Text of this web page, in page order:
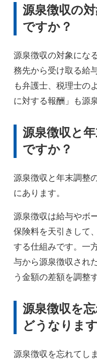
源泉徴収の
ですか？
源泉徴収の対象にな
務先から受け取る給
も弁護士、税理士の
に対する報酬」も源
源泉徴収と
ですか？
源泉徴収と年末調整
にあります。
源泉徴収は給与やボ
保険料を天引きして
する仕組みです。一
与から源泉徴収され
う金額の差額を調整
源泉徴収を
どうなりま
源泉徴収を忘れてし